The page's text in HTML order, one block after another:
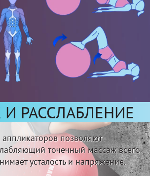
РАССЛАБЛЕНИЕ
позволяют
точечный массаж всего
усталость и напряжение.